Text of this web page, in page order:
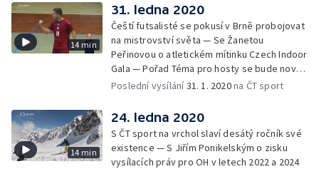
14 min
31. ledna 2020
Čeští futsalisté se pokusí v Brně probojovat
na mistrovství světa — Se Žanetou
Peřinovou o atletickém mítinku Czech Indoor
Gala — Pořad Téma pro hosty se bude nově
vysílat i z brněnského studia — Upoutávka
Poslední vysílání31. 1. 2020na ČT sport
14 min
24. ledna 2020
S ČT sport na vrchol slaví desátý ročník své
existence — S Jiřím Ponikelským o zisku
vysílacích práv pro OH v letech 2022 a 2024